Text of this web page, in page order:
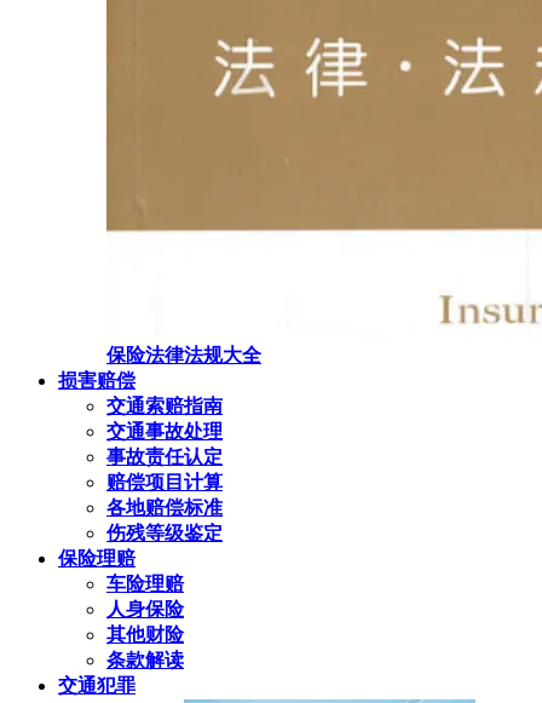
保险法律法规大全
损害赔偿
交通索赔指南
交通事故处理
事故责任认定
赔偿项目计算
各地赔偿标准
伤残等级鉴定
保险理赔
车险理赔
人身保险
其他财险
条款解读
交通犯罪